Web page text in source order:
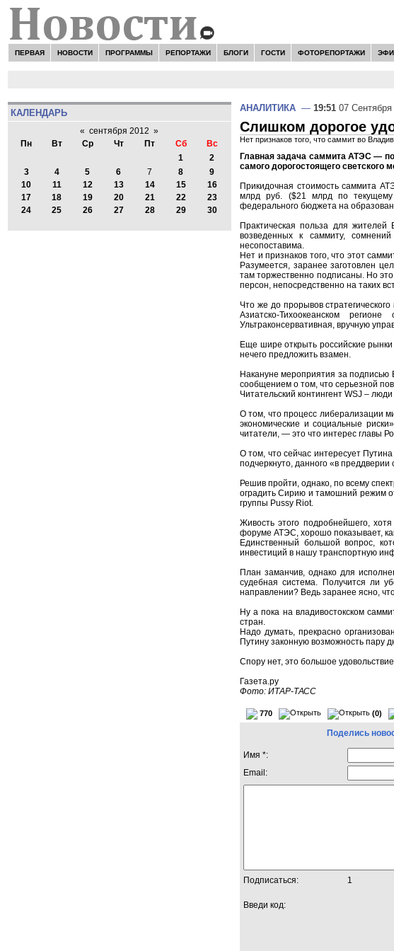
ПЕРВАЯ НОВОСТИ ПРОГРАММЫ РЕПОРТАЖИ БЛОГИ ГОСТИ ФОТОРЕПОРТАЖИ
КАЛЕНДАРЬ
« сентября 2012 »
Пн
Вт Ср Чт Пт Сб
Вс
1
2
3
4 5 6 7 8
9
10
11 12 13 14 15
16
17
18 19 20 21 22
23
24
25 26 27 28 29 30
АНАЛИТИКА — 19:51 07 Сентября
Слишком дорогое
Нет признаков того, что саммит во
Главная задача саммита АТЭС —
самого дорогостоящего светского
Прикидочная стоимость саммита
млрд руб. ($21 млрд по текущему
федерального бюджета на
Практическая польза для жителей
возведенных к саммиту,
несопоставима.
Нет и признаков того, что этот
Разумеется, заранее заготовлен
там торжественно подписаны. Но
персон, непосредственно на таких
Что же до прорывов
Азиатско-Тихоокеанском
Ультраконсервативная, вручную
Еще шире открыть российские
нечего предложить взамен.
Накануне мероприятия за подписью
сообщением о том, что серьезной
Читательский контингент WSJ –
О том, что процесс либерализации
экономические и социальные
читатели, — это что интерес главы
О том, что сейчас интересует
подчеркнуто, данного «в
Решив пройти, однако, по всему
оградить Сирию и тамошний режим
группы Pussy Riot.
Живость этого подробнейшего,
форуме АТЭС, хорошо показывает,
Единственный большой вопрос,
инвестиций в нашу транспортную
План заманчив, однако для
судебная система. Получится ли
направлении? Ведь заранее ясно,
Ну а пока на владивостокском
стран.
Надо думать, прекрасно
Путину законную возможность пару
Спору нет, это большое
Газета.ру
Фото: ИТАР-ТАСС
770 (0)
Поделись
Имя *:
Email:
Подписаться: 1
Введи код: